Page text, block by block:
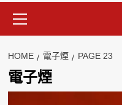
Menu
HOME 電子煙 PAGE 23
電子煙